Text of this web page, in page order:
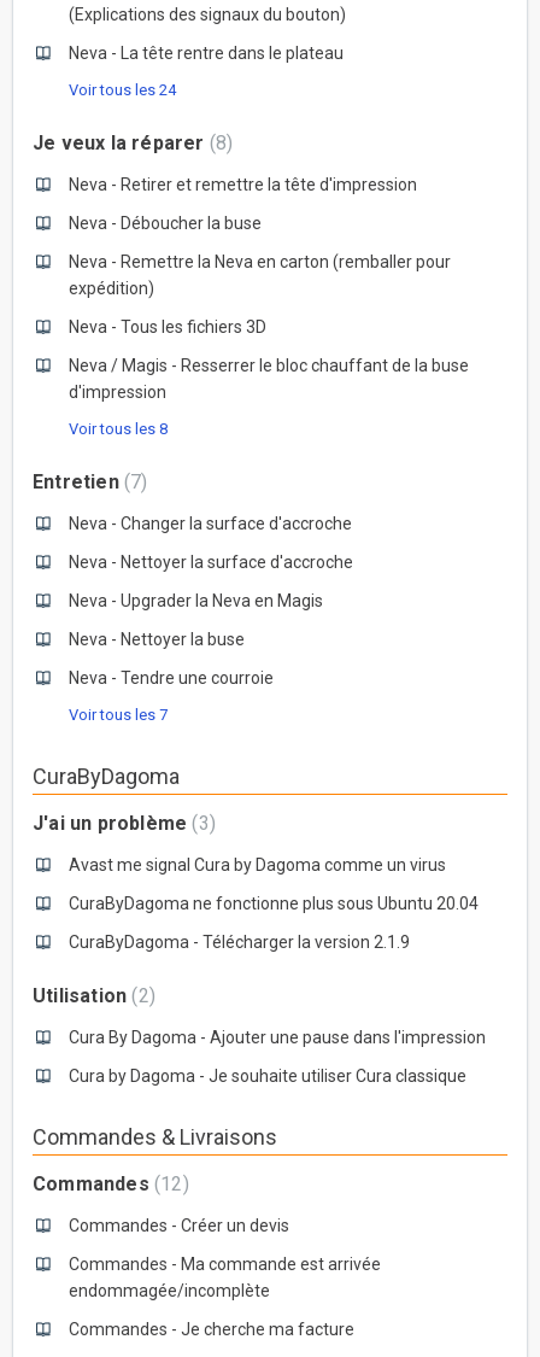
(Explications des signaux du bouton)
Neva - La tête rentre dans le plateau
Voir tous les 24
Je veux la réparer 8
Neva - Retirer et remettre la tête d'impression
Neva - Déboucher la buse
Neva - Remettre la Neva en carton (remballer pour
expédition)
Neva - Tous les fichiers 3D
Neva / Magis - Resserrer le bloc chauffant de la buse
d'impression
Voir tous les 8
Entretien 7
Neva - Changer la surface d'accroche
Neva - Nettoyer la surface d'accroche
Neva - Upgrader la Neva en Magis
Neva - Nettoyer la buse
Neva - Tendre une courroie
Voir tous les 7
CuraByDagoma
J'ai un problème 3
Avast me signal Cura by Dagoma comme un virus
CuraByDagoma ne fonctionne plus sous Ubuntu 20.04
CuraByDagoma - Télécharger la version 2.1.9
Utilisation 2
Cura By Dagoma - Ajouter une pause dans l'impression
Cura by Dagoma - Je souhaite utiliser Cura classique
Commandes & Livraisons
Commandes 12
Commandes - Créer un devis
Commandes - Ma commande est arrivée
endommagée/incomplète
Commandes - Je cherche ma facture